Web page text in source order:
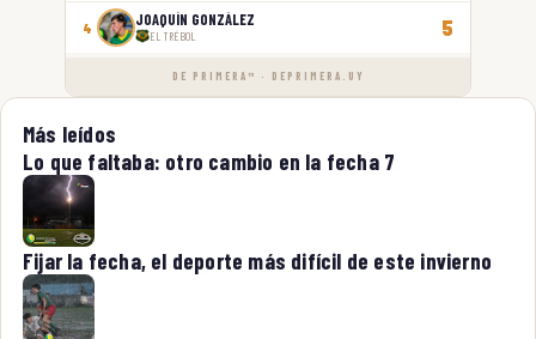
4 JOAQUÍN GONZÁLEZ
EL TRÉBOL 5
DE PRIMERA™ · DEPRIMERA.UY
Más leídos
Lo que faltaba: otro cambio en la fecha 7
Fijar la fecha, el deporte más difícil de este invierno